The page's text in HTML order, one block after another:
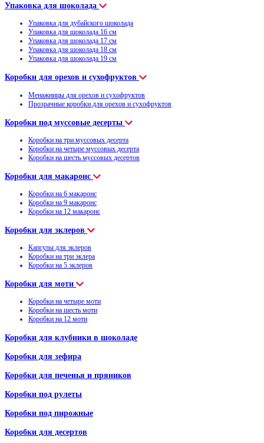
Упаковка для шоколада
Упаковка для дубайского шоколада
Упаковка для шоколада 16 см
Упаковка для шоколада 17 см
Упаковка для шоколада 18 см
Упаковка для шоколада 19 см
Коробки для орехов и сухофруктов
Менажницы для орехов и сухофруктов
Прозрачные коробки для орехов и сухофруктов
Коробки под муссовые десерты
Коробки на три муссовых десерта
Коробки на четыре муссовых десерта
Коробки на шесть муссовых десертов
Коробки для макаронс
Коробки на 6 макаронс
Коробки на 9 макаронс
Коробки на 12 макаронс
Коробки для эклеров
Капсулы для эклеров
Коробки на три эклера
Коробки на 5 эклеров
Коробки для моти
Коробки на четыре моти
Коробки на шесть моти
Коробки на 12 моти
Коробки для клубники в шоколаде
Коробки для зефира
Коробки для печенья и пряников
Коробки под рулеты
Коробки под пирожные
Коробки для десертов